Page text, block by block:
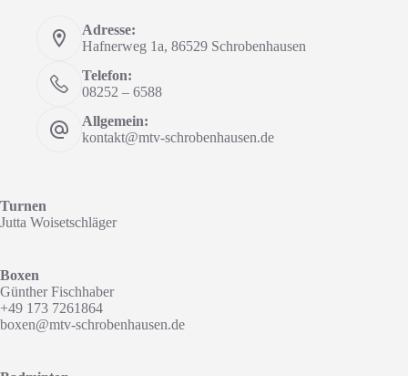
Adresse:
Hafnerweg 1a, 86529 Schrobenhausen
Telefon:
08252 – 6588
Allgemein:
kontakt@mtv-schrobenhausen.de
Turnen
Jutta Woisetschläger
Boxen
Günther Fischhaber
+49 173 7261864
boxen@mtv-schrobenhausen.de